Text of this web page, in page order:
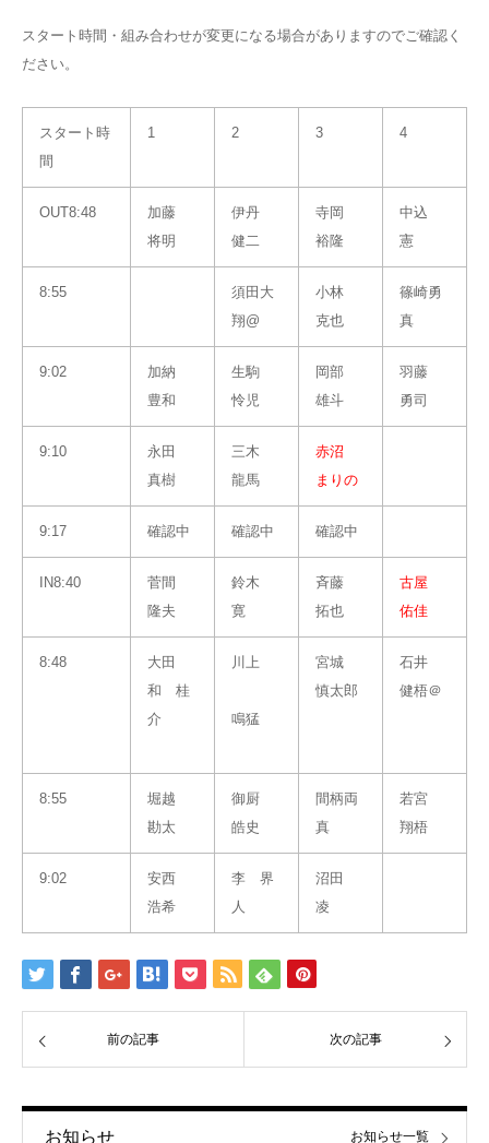
スタート時間・組み合わせが変更になる場合がありますのでご確認く
ださい。
スタート時
間
1 2 3 4
OUT8:48
加藤
将明
伊丹
健二
寺岡
裕隆
中込
憲
8:55
須田大
翔@
小林
克也
篠崎勇
真
9:02
加納
豊和
生駒
怜児
岡部
雄斗
羽藤
勇司
9:10
永田
真樹
三木
龍馬
赤沼
まりの
9:17 確認中 確認中 確認中
IN8:40
菅間
隆夫
鈴木
寛
斉藤
拓也
古屋
佑佳
8:48
大田
和 桂
介
川上
鳴猛
宮城
慎太郎
石井
健梧＠
8:55
堀越
勘太
御厨
皓史
間柄両
真
若宮
翔梧
9:02
安西
浩希
李 界
人
沼田
凌
前の記事 次の記事
お知らせ お知らせ一覧